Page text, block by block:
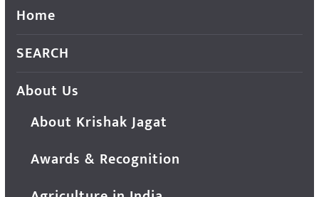
Home
SEARCH
About Us
About Krishak Jagat
Awards & Recognition